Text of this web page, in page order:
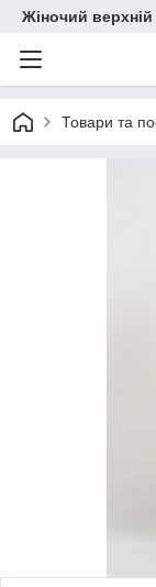
Жіночий
Товари та